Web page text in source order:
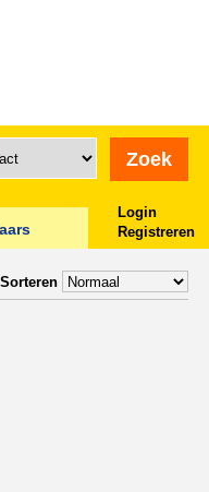
Login
Registreren
Sorteren